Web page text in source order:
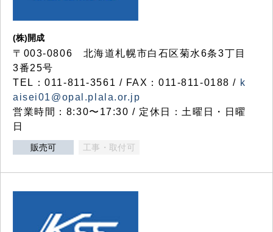
(株)開成
〒003-0806 北海道札幌市白石区菊水6条3丁目
3番25号
TEL：011-811-3561 / FAX：011-811-0188 / k
aisei01@opal.plala.or.jp
営業時間：8:30〜17:30 / 定休日：土曜日・日曜
日
販売可 工事・取付可